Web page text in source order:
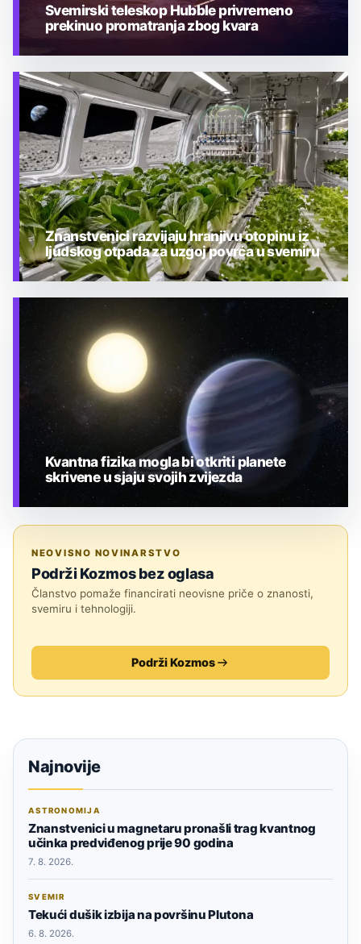
TEHNOLOGIJA
Svemirski teleskop Hubble privremeno
prekinuo promatranja zbog kvara
TEHNOLOGIJA
Znanstvenici razvijaju hranjivu otopinu iz
ljudskog otpada za uzgoj povrća u svemiru
Kvantna fizika mogla bi otkriti planete
skrivene u sjaju svojih zvijezda
NEOVISNO NOVINARSTVO
Podrži Kozmos bez oglasa
Članstvo pomaže financirati neovisne priče o znanosti,
svemiru i tehnologiji.
Podrži Kozmos
Najnovije
ASTRONOMIJA
Znanstvenici u magnetaru pronašli trag kvantnog
učinka predviđenog prije 90 godina
7. 8. 2026.
SVEMIR
Tekući dušik izbija na površinu Plutona
6. 8. 2026.